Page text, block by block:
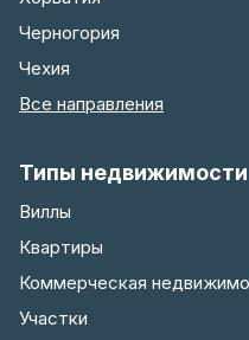
Черногория
Чехия
Все направления
Типы недвижимости
Виллы
Квартиры
Коммерческая
Участки